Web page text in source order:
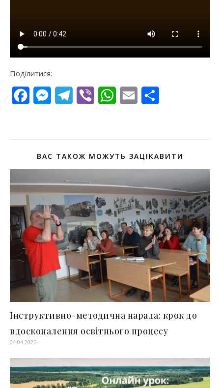
Поділитися:
FacebookMessengerTelegram
Viber WhatsApp
Email
ВАС ТАКОЖ МОЖУТЬ ЗАЦІКАВИТИ
Інструктивно-методична нарада: крок до
вдосконалення освітнього процесу
04.04.2025